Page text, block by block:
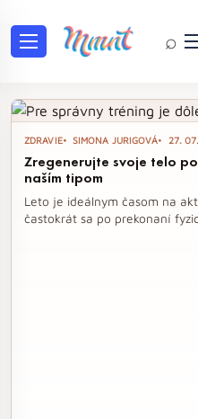
⌕
Tag: leto
ZDRAVIE SIMONA JURIGOVÁ 27.
Zregenerujte svoje telo
naším tipom
Leto je ideálnym časom na
častokrát sa po prekonaní